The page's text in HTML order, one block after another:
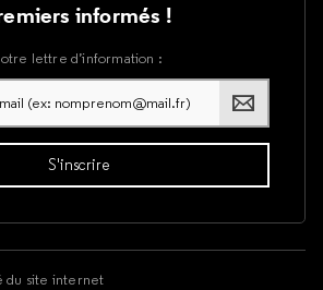
informés !
lettre d’information :
du site internet